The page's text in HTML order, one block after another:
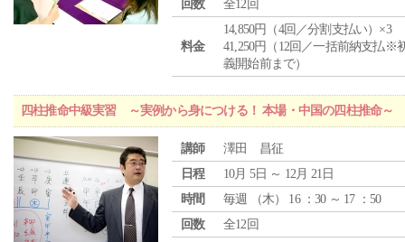
回数
全12回
料金
14,850円（4回／分割支払い）×3
41,250円（12回／一括前納支払※
義開始前まで）
四柱推命中級実習 ～実例から身につける！ 本場・中国の四柱推命～
講師
澤田 昌征
日程
10月 5日 ～ 12月 21日
時間
毎週 （木） 16 ：30 ～ 17 ：50
回数
全12回